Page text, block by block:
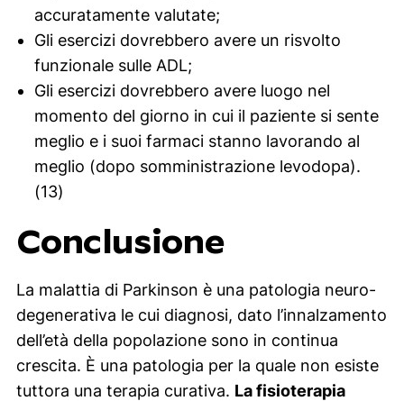
accuratamente valutate;
Gli esercizi dovrebbero avere un risvolto
funzionale sulle ADL;
Gli esercizi dovrebbero avere luogo nel
momento del giorno in cui il paziente si sente
meglio e i suoi farmaci stanno lavorando al
meglio (dopo somministrazione levodopa).
(13)
Conclusione
La malattia di Parkinson è una patologia neuro-
degenerativa le cui diagnosi, dato l’innalzamento
dell’età della popolazione sono in continua
crescita. È una patologia per la quale non esiste
tuttora una terapia curativa. La fisioterapia